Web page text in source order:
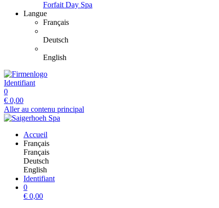
Forfait Day Spa
Langue
Français
Deutsch
English
Identifiant
0
€ 0,00
Aller au contenu principal
Accueil
Français
Français
Deutsch
English
Identifiant
0
€ 0,00